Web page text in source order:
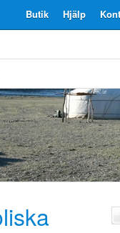
Hjälp
Butik